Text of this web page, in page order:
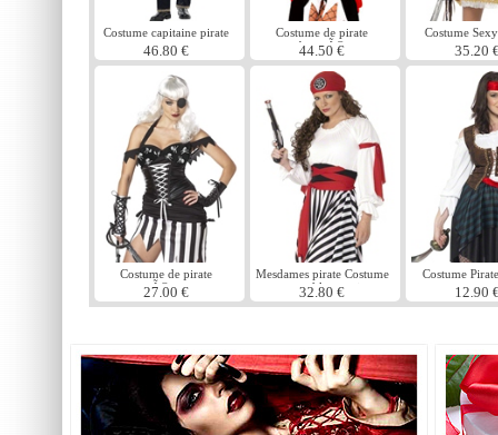
Costume capitaine pirate
46.80 €
Costume de pirate
beautÃ©
44.50 €
Costume
35.20
Costume de pirate
maÃ®tresse
27.00 €
Mesdames pirate Costume
rouge blanc noir
32.80 €
Costume
12.90